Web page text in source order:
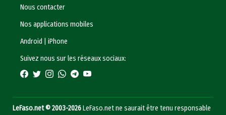
Nous contacter
Nos applications mobiles
Android
|iPhone
Suivez nous sur les réseaux sociaux:
LeFaso.net © 2003-2026LeFaso.net ne saurait être tenu responsable